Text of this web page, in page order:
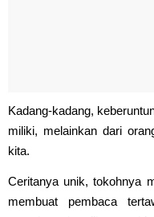
Kadang-kadang,
miliki, melainkan dari
kita.
Ceritanya unik, tokohnya
membuat pembaca